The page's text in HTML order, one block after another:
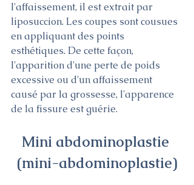
l'affaissement, il est extrait par
liposuccion. Les coupes sont cousues
en appliquant des points
esthétiques. De cette façon,
l'apparition d'une perte de poids
excessive ou d'un affaissement
causé par la grossesse, l'apparence
de la fissure est guérie.
Mini abdominoplastie
(mini-abdominoplastie)